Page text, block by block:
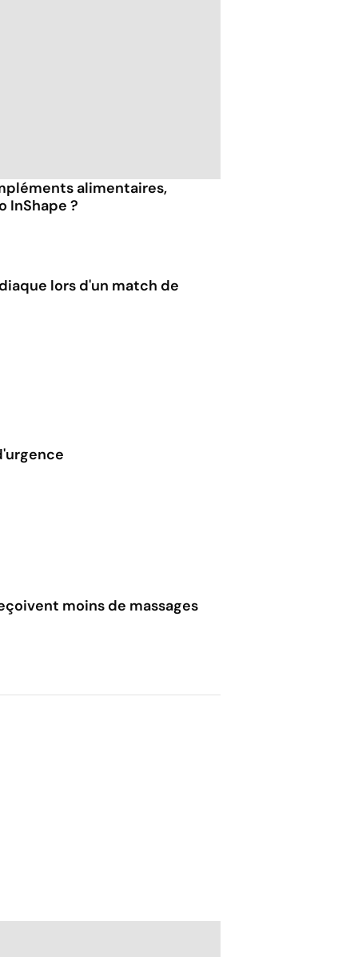
alimentaires,
InShape ?
lors d'un match de
moins de massages